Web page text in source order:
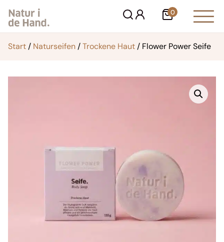
Inhalt
springen
0Warenkorb
Start / Naturseifen /Trockene Haut / Flower Power Seife